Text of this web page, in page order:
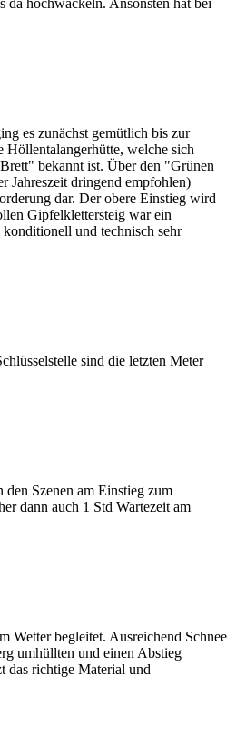
es zunächst gemütlich bis zur
Höllentalangerhütte, welche sich
bekannt ist. Über den "Grünen
Jahreszeit dringend empfohlen)
dar. Der obere Einstieg wird
Gipfelklettersteig war ein
und technisch sehr
sind die letzten Meter
Szenen am Einstieg zum
dann auch 1 Std Wartezeit am
Wetter begleitet. Ausreichend Schnee
umhüllten und einen Abstieg
das richtige Material und